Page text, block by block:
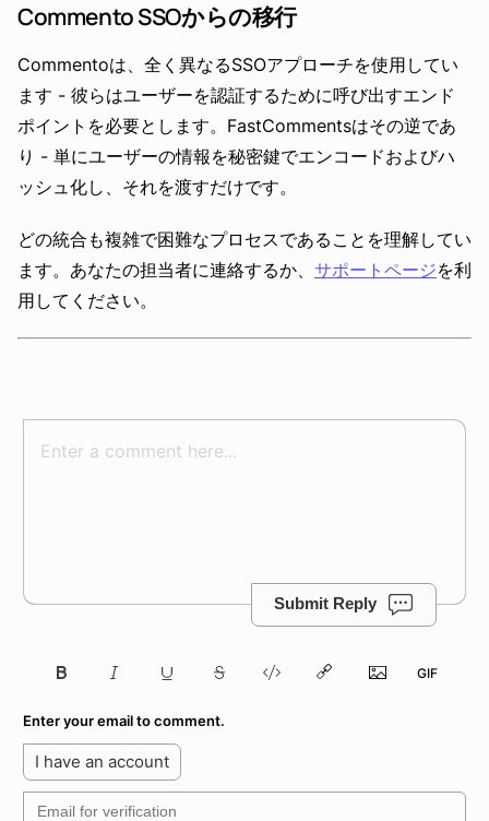
Commento SSOからの移行
Commentoは、全く異なるSSOアプローチを使用してい
ます - 彼らはユーザーを認証するために呼び出すエンド
ポイントを必要とします。FastCommentsはその逆であ
り - 単にユーザーの情報を秘密鍵でエンコードおよびハ
ッシュ化し、それを渡すだけです。
どの統合も複雑で困難なプロセスであることを理解してい
ます。あなたの担当者に連絡するか、 サポートページを利
用してください。
Submit Reply
Enter your email to comment.
I have an account